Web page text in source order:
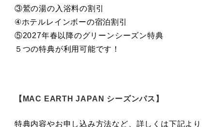
③鷲の湯の入浴料の割引
④ホテルレインボーの宿泊割引
⑤2027年春以降のグリーンシーズン特典
５つの特典が利用可能です！
【MAC EARTH JAPAN シーズンパス】
特典内容やお申し込み方法など、詳しくは下記より